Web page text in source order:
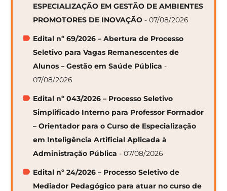
ESPECIALIZAÇÃO EM GESTÃO DE AMBIENTES
PROMOTORES DE INOVAÇÃO - 07/08/2026
Edital nº 69/2026 – Abertura de Processo
Seletivo para Vagas Remanescentes de
Alunos – Gestão em Saúde Pública -
07/08/2026
Edital nº 043/2026 – Processo Seletivo
Simplificado Interno para Professor Formador
– Orientador para o Curso de Especialização
em Inteligência Artificial Aplicada à
Administração Pública - 07/08/2026
Edital nº 24/2026 – Processo Seletivo de
Mediador Pedagógico para atuar no curso de